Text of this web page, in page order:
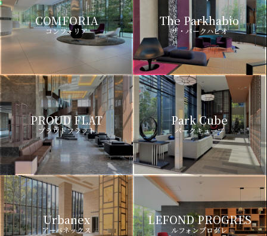
COMFORIA
コンフォリア
The Parkhabio
ザ・パークハビオ
PROUD FLAT
プラウドフラット
Park Cube
パークキューブ
Urbanex
アーバネックス
LEFOND PROGRES
ルフォンプログレ